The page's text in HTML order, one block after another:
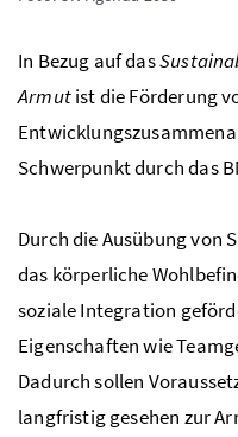
In Bezug auf das
Armutist die Förderung
Schwerpunkt durch das
Durch die Ausübung
das körperliche
soziale Integration
Eigenschaften wie
Dadurch sollen
langfristig gesehen zur